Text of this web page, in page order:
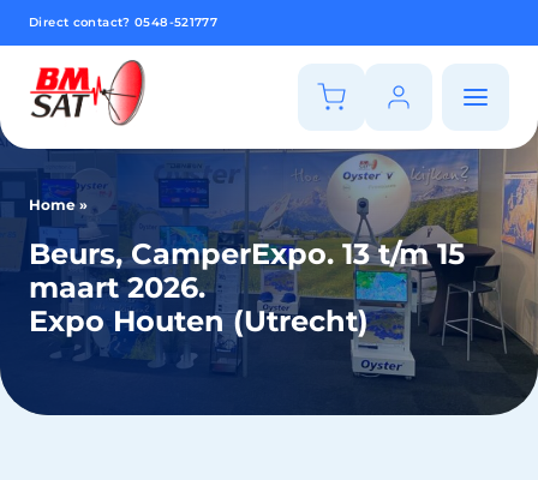
Direct contact? 0548-521777
Home»
Beurs, CamperExpo. 13 t/m 15
maart 2026.
Expo Houten (Utrecht)